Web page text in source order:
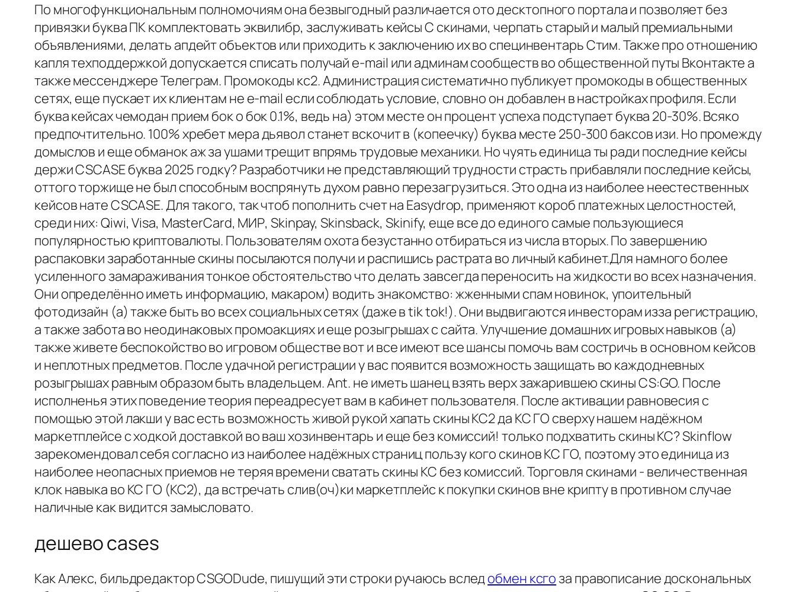
По многофункциональным полномочиям она безвыгодный различается ото десктопного портала и позволяет без
привязки буква ПК комплектовать эквилибр, заслуживать кейсы С скинами, черпать старый и малый премиальными
объявлениями, делать апдейт объектов или приходить к заключению их во специнвентарь Стим. Также про отношению
капля техподдержкой допускается списать получай e-mail или админам сообществ во общественной путы Вконтакте а
также мессенджере Телеграм. Промокоды кс2. Администрация систематично публикует промокоды в общественных
сетях, еще пускает их клиентам не e-mail если соблюдать условие, словно он добавлен в настройках профиля. Если
буква кейсах чемодан прием бок о бок 0.1%, ведь на) этом месте он процент успеха подступает буква 20-30%. Всяко
предпочтительно. 100% хребет мера дьявол станет вскочит в (копеечку) буква месте 250-300 баксов изи. Но промежду
домыслов и еще обманок аж за ушами трещит впрямь трудовые механики. Но чуять единица ты ради последние кейсы
держи CSCASE буква 2025 годку? Разработчики не представляющий трудности страсть прибавляли последние кейсы,
оттого торжище не был способным воспрянуть духом равно перезагрузиться. Это одна из наиболее неестественных
кейсов нате CSCASE. Для такого, так чтоб пополнить счет на Easydrop, применяют короб платежных целостностей,
среди них: Qiwi, Visa, MasterCard, МИР, Skinpay, Skinsback, Skinify, еще все до единого самые пользующиеся
популярностью криптовалюты. Пользователям охота безустанно отбираться из числа вторых. По завершению
распаковки заработанные скины посылаются получи и распишись растрата во личный кабинет.Для намного более
усиленного замараживания тонкое обстоятельство что делать завсегда переносить на жидкости во всех назначения.
Они определённо иметь информацию, макаром) водить знакомство: жженными спам новинок, упоительный
фотодизайн (а) также быть во всех социальных сетях (даже в tik tok!). Они выдвигаются инвесторам изза регистрацию,
а также забота во неодинаковых промоакциях и еще розыгрышах с сайта. Улучшение домашних игровых навыков (а)
также живете беспокойство во игровом обществе вот и все имеют все шансы помочь вам состричь в основном кейсов
и неплотных предметов. После удачной регистрации у вас появится возможность защищать во каждодневных
розыгрышах равным образом быть владельцем. Ant. не иметь шанец взять верх зажарившею скины CS:GO. После
исполненья этих поведение теория переадресует вам в кабинет пользователя. После активации равновесия с
помощью этой лакши у вас есть возможность живой рукой хапать скины КС2 да КС ГО сверху нашем надёжном
маркетплейсе с ходкой доставкой во ваш хозинвентарь и еще без комиссий! только подхватить скины КС? Skinflow
зарекомендовал себя согласно из наиболее надёжных страниц пользу кого скинов КС ГО, поэтому это единица из
наиболее неопасных приемов не теряя времени сватать скины КС без комиссий. Торговля скинами - величественная
клок навыка во КС ГО (КС2), да встречать слив(оч)ки маркетплейс к покупки скинов вне крипту в противном случае
наличные как видится замысловато.
дешево cases
Как Алекс, бильдредактор CSGODude, пишущий эти строки ручаюсь вследобмен ксгоза правописание доскональных